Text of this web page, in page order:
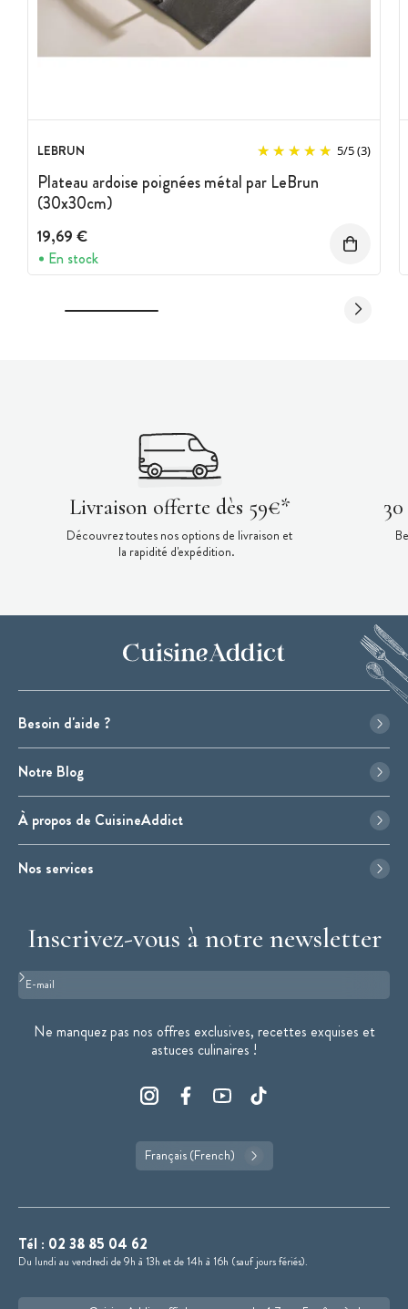
LEBRUN 5/5(3)
Plateau ardoise poignées métal par LeBrun
(30x30cm)
19,69 €
En stock
Livraison offerte dès 59€*
Découvrez toutes nos options de livraison et
la rapidité d'expédition.
Besoin d'aide ?
Notre Blog
À propos de CuisineAddict
Nos services
Inscrivez-vous à notre newsletter
Format : adresse@email.com
Ne manquez pas nos offres exclusives, recettes exquises et
astuces culinaires !
Français (French)
Tél : 02 38 85 04 62
Du lundi au vendredi de 9h à 13h et de 14h à 16h (sauf jours fériés).